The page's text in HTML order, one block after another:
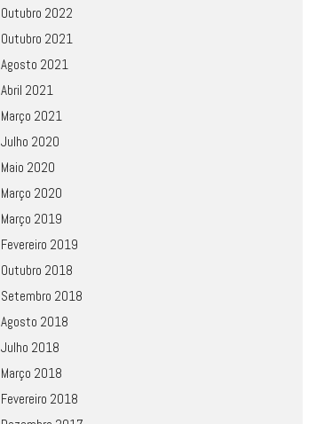
Outubro 2022
Outubro 2021
Agosto 2021
Abril 2021
Março 2021
Julho 2020
Maio 2020
Março 2020
Março 2019
Fevereiro 2019
Outubro 2018
Setembro 2018
Agosto 2018
Julho 2018
Março 2018
Fevereiro 2018